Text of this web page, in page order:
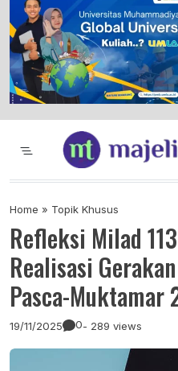
Majelis Tabligh
Syiar
Home » Topik Khusus
Refleksi Milad
Realisasi
Pasca-Muktamar
19/11/2025 0- 289 views